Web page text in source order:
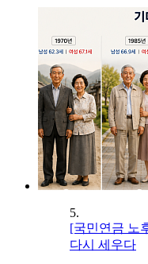
5.
[국민연금 노
다시 세우다